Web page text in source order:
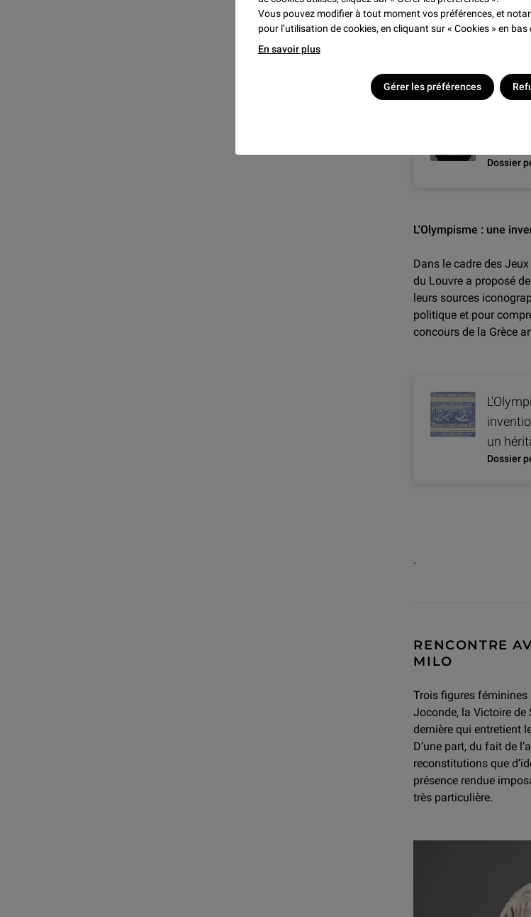
Vous pouvez modifier à tout moment vos préférences, et
pour l’utilisation de cookies, en cliquant sur « Cookies » en
En savoir plus
Gérer les préférences
représentations dans
abordées : les
grec, la
Jeux
Dossier
L'Olympisme : une
Dans le cadre des
du Louvre a proposé
leurs sources
politique et pour
concours de la Grèce
un
Dossier
.
RENCONTRE
MILO
Trois figures féminines
Joconde, la Victoire de
dernière qui entretient
D’une part, du fait de
reconstitutions que
présence rendue
très particulière.